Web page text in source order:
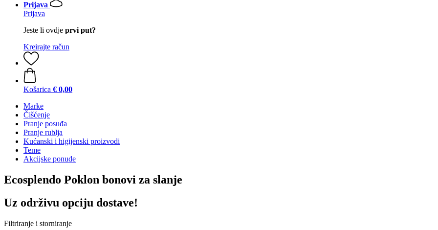
Prijava
Prijava
Jeste li ovdje prvi put?
Kreirajte račun
Košarica € 0,00
Marke
Čišćenje
Pranje posuđa
Pranje rublja
Kućanski i higijenski proizvodi
Teme
Akcijske ponude
Ecosplendo Poklon bonovi za slanje
Uz održivu opciju dostave!
Filtriranje i storniranje